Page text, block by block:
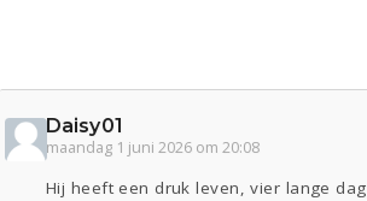
Daisy01
maandag 1 juni 2026 om 20:08
Hij heeft een druk leven, vier lange